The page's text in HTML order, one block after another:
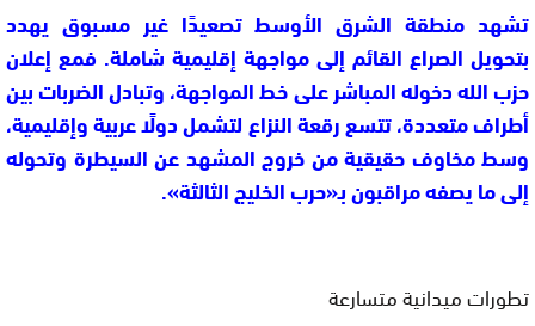
تشهد منطقة الشرق الأوسط تصعيدًا غير مسبوق يهدد
بتحويل الصراع القائم إلى مواجهة إقليمية شاملة. فمع إعلان
حزب اللهدخوله المباشر على خط المواجهة، وتبادل الضربات بين
أطراف متعددة، تتسع رقعة النزاع لتشمل دولًا عربية وإقليمية،
وسط مخاوف حقيقية من خروج المشهد عن السيطرة وتحوله
إلى ما يصفه مراقبون بـ«حرب الخليج الثالثة».
تطورات ميدانية متسارعة